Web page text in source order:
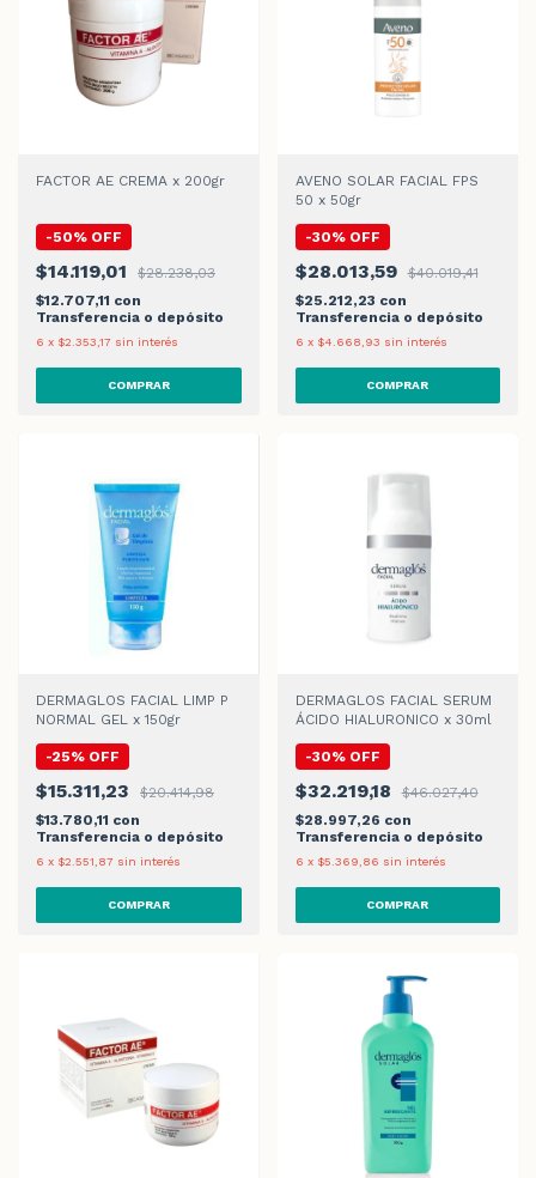
FACTOR AE CREMA x 200gr
-50% OFF
$14.119,01
$28.238,03
$12.707,11 con
Transferencia o depósito
6 x $2.353,17 sin interés
AVENO SOLAR FACIAL FPS
50 x 50gr
-30% OFF
$28.013,59
$40.019,41
$25.212,23 con
Transferencia o depósito
6 x $4.668,93 sin interés
DERMAGLOS FACIAL LIMP P
NORMAL GEL x 150gr
-25% OFF
$15.311,23
$20.414,98
$13.780,11 con
Transferencia o depósito
6 x $2.551,87 sin interés
DERMAGLOS FACIAL SERUM
ÁCIDO HIALURONICO x 30ml
-30% OFF
$32.219,18
$46.027,40
$28.997,26 con
Transferencia o depósito
6 x $5.369,86 sin interés